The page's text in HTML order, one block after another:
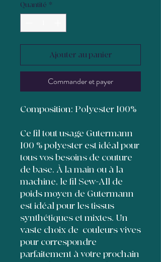
Quantité *
Ajouter au panier
Commander et payer
Composition: Polyester 100%
Ce fil tout usage Gutermann
100 % polyester est idéal pour
tous vos besoins de couture
de base. À la main ou à la
machine, le fil Sew-All de
poids moyen de Gutermann
est idéal pour les tissus
synthétiques et mixtes. Un
vaste choix de couleurs vives
pour correspondre
parfaitement à votre prochain